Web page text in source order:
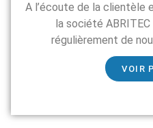
A l’écoute de la clientèle
la société
régulièrement de
VOIR